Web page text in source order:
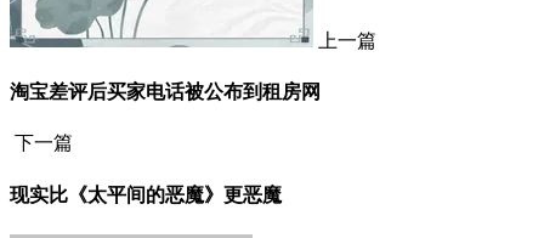
上一篇
淘宝差评后买家电话被公布到租房网
下一篇
现实比《太平间的恶魔》更恶魔